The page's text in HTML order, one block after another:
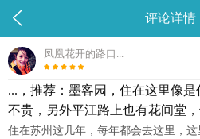
 评论详情
凤凰花开的路口...
...，推荐：墨客园，住在这里像
不贵，另外平江路上也有花间堂
住在苏州这几年，每年都会去这里，